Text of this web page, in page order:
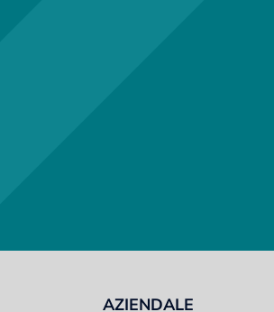
AZIENDALE